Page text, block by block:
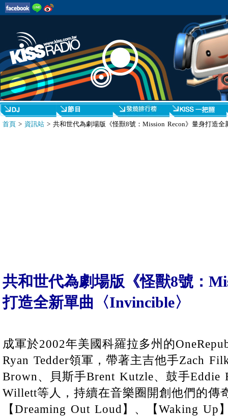
首頁 > 資訊站 > 共和世代為劇場版《怪獸8號：Mission Recon》量身打造
共和世代為劇場版《怪獸8號：
打造全新單曲〈Invincible〉
成軍於2002年美國科羅拉多州的
Ryan Tedder領軍，帶著主吉他手Zach
Brown、貝斯手Brent Kutzle、鼓手Eddie
Willett等人，持續在音樂圈開創他們的傳
【Dreaming Out Loud】、【Waking Up